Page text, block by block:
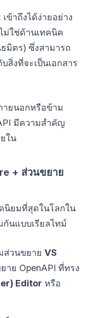
เข้าถึงได้ง่ายอย่าง
ม่ใช่ด้านเทคนิค
มิตร) ซึ่งสามารถ
สิ่งที่จะเป็นเอกสาร
ยนอกหรือข้าม
มีความสำคัญ
ใน
+ ส่วนขยาย
นิยมที่สุดในโลกใน
นแบบเรียลไทม์
ส่วนขยาย VS
าย OpenAPI ที่ทรง
Editor หรือ